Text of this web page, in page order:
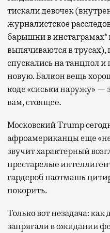
тискали девочек
журналистское
барышни в
выпячиваются в трусах),
спускались на танцпол
новую. Балкон вещь
коде «сиськи наружу» —
вам, стоящее.
Московский Trump
афроамериканцы еще
звучит характерный
престарелые
гардероб наотмашь
покорить.
Только вот незадача: как
запрягали в ожидании